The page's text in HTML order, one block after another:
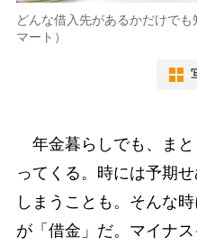
どんな借入先があるかだけで
マート）
年金暮らしでも、まと
ってくる。時には予期
しまうことも。そんな
が「借金」だ。マイナ